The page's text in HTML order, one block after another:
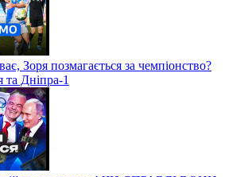
Зоря позмагається за чемпіонство?
Дніпра-1